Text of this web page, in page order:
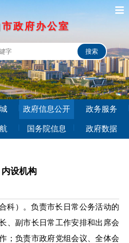
政府办公室
政府信息公开 政务服务
国务院信息 政府数据
内设机构
科）。负责市长日常公务活动的
、副市长日常工作安排和出席会
；负责市政府党组会议、全体会